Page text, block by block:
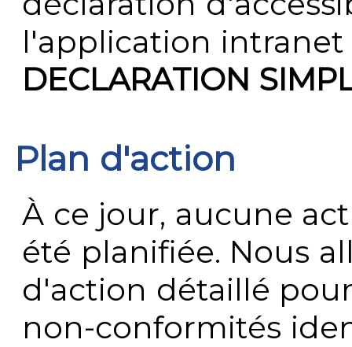
l'application
DECLARATION
Plan d'action
À ce jour, aucune
été planifiée. Nous
d'action détaillé
non-conformités